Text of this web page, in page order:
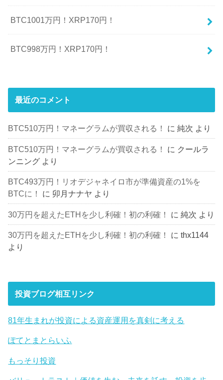
BTC1001万円！XRP170円！
BTC998万円！XRP170円！
最近のコメント
BTC510万円！マネーグラムが買収される！ に純次 より
BTC510万円！マネーグラムが買収される！ に クールラ
ンニング より
BTC493万円！リオデジャネイロ市が準備資産の1%を
BTCに！
に 卯月ナナヤ より
30万円を超えたETHを少し利確！初の利確！ に純次 より
30万円を超えたETHを少し利確！初の利確！ にthx1144
より
投資ブログ相互リンク
81年生まれが投資による資産運用を真剣に考える
ぽてとまとらいふ
もっそり投資